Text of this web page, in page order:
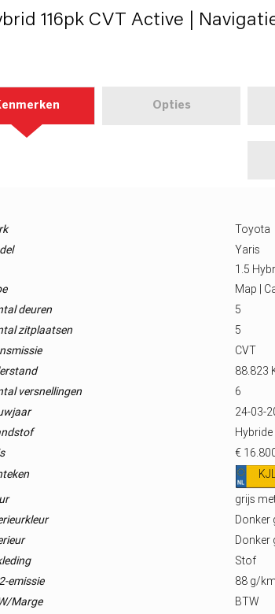
116pk CVT Active |
Opties
Toyota
Yaris
1.5
Map |
deuren
5
zitplaatsen
5
CVT
88.823
versnellingen
6
24-03-
Hybride
€
grijs
Donker
Donker
Stof
emissie
88 g/km
Marge
BTW